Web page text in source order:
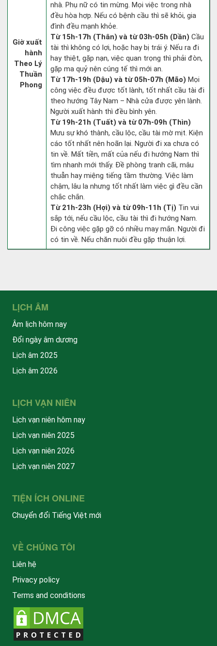
Giờ xuất
hành
Theo Lý
Thuần
Phong
nhà. Phụ nữ có tin mừng. Mọi việc trong nhà
đều hòa hợp. Nếu có bệnh cầu thì sẽ khỏi, gia
đình đều mạnh khỏe.
Từ 15h-17h (Thân) và từ 03h-05h (Dần) Cầu
tài thì không có lợi, hoặc hay bị trái ý. Nếu ra đi
hay thiệt, gặp nạn, việc quan trọng thì phải đòn,
gặp ma quỷ nên cúng tế thì mới an.
Từ 17h-19h (Dậu) và từ 05h-07h (Mão) Mọi
công việc đều được tốt lành, tốt nhất cầu tài đi
theo hướng Tây Nam – Nhà cửa được yên lành.
Người xuất hành thì đều bình yên.
Từ 19h-21h (Tuất) và từ 07h-09h (Thìn)
Mưu sự khó thành, cầu lộc, cầu tài mờ mịt. Kiện
cáo tốt nhất nên hoãn lại. Người đi xa chưa có
tin về. Mất tiền, mất của nếu đi hướng Nam thì
tìm nhanh mới thấy. Đề phòng tranh cãi, mâu
thuẫn hay miệng tiếng tầm thường. Việc làm
chậm, lâu la nhưng tốt nhất làm việc gì đều cần
chắc chắn.
Từ 21h-23h (Hợi) và từ 09h-11h (Tị) Tin vui
sắp tới, nếu cầu lộc, cầu tài thì đi hướng Nam.
Đi công việc gặp gỡ có nhiều may mắn. Người đi
có tin về. Nếu chăn nuôi đều gặp thuận lợi.
LỊCH ÂM
Âm lịch hôm nay
Đổi ngày âm dương
Lịch âm 2025
Lịch âm 2026
LỊCH VẠN NIÊN
Lịch vạn niên hôm nay
Lịch vạn niên 2025
Lịch vạn niên 2026
Lịch vạn niên 2027
TIỆN ÍCH ONLINE
Chuyển đổi Tiếng Việt mới
VỀ CHÚNG TÔI
Liên hệ
Privacy policy
Terms and conditions